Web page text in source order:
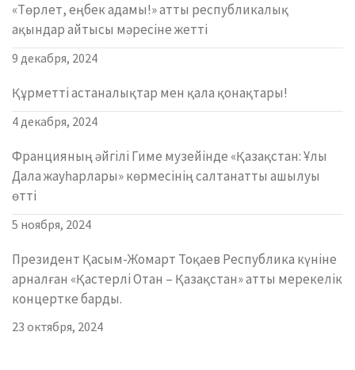
«Төрлет, еңбек адамы!» атты республикалық
ақындар айтысы мәресіне жетті
9 декабря, 2024
Құрметті астаналықтар мен қала қонақтары!
4 декабря, 2024
Францияның әйгілі Гиме музейінде «Қазақстан: Ұлы
Дала жауһарлары» көрмесінің салтанатты ашылуы
өтті
5 ноября, 2024
Президент Қасым-Жомарт Тоқаев Республика күніне
арналған «Қастерлі Отан – Қазақстан» атты мерекелік
концертке барды.
23 октября, 2024